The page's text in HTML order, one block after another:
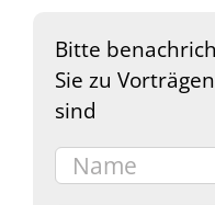
Bitte
Sie zu
sind